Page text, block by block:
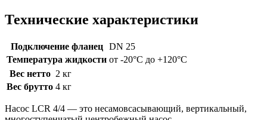
Технические характеристики
Подключение фланец
DN 25
Температура жидкости от -20°C до +120°C
Вес нетто 2 кг
Вес брутто 4 кг
Насос LCR 4/4 — это несамовсасывающий, вертикальный,